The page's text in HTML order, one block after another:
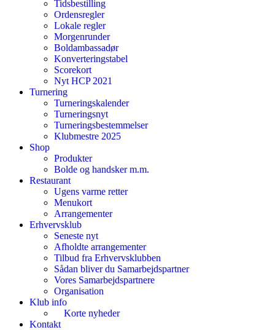
Tidsbestilling
Ordensregler
Lokale regler
Morgenrunder
Boldambassadør
Konverteringstabel
Scorekort
Nyt HCP 2021
Turnering
Turneringskalender
Turneringsnyt
Turneringsbestemmelser
Klubmestre 2025
Shop
Produkter
Bolde og handsker m.m.
Restaurant
Ugens varme retter
Menukort
Arrangementer
Erhvervsklub
Seneste nyt
Afholdte arrangementer
Tilbud fra Erhvervsklubben
Sådan bliver du Samarbejdspartner
Vores Samarbejdspartnere
Organisation
Klub info
Korte nyheder
Kontakt